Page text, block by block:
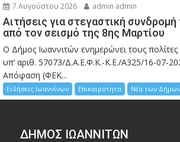
7 Αυγούστου 2026 admin admin
Αιτήσεις για στεγαστική
από τον σεισμό της 8ης Μαρτίου
Ο Δήμος Ιωαννιτών ενημερώνει τους
υπ’ αριθ. 57073/Δ.Α.Ε.Φ.Κ.-Κ.Ε./Α325/16-07-
Απόφαση (ΦΕΚ...
Ειδήσεις Ιωαννίνων Επικαιρότητα Νέα των Δήμων
ΔΗΜΟΣ ΙΩΑΝΝΙΤΩΝ